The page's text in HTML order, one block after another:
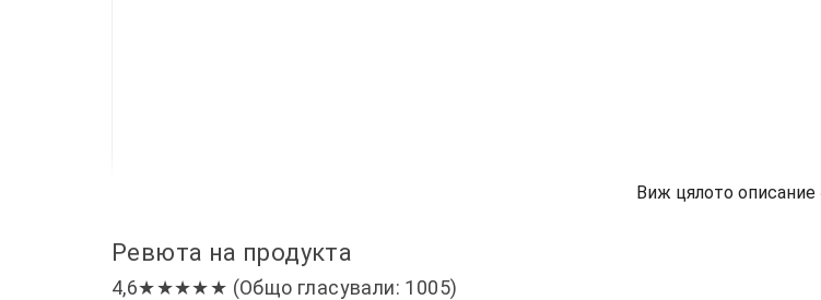
Ревюта на продукта
4,6★★★★★ (Общо гласували: 1005)